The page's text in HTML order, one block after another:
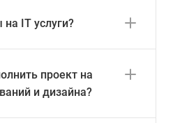
IT услуги?
проект на
и дизайна?